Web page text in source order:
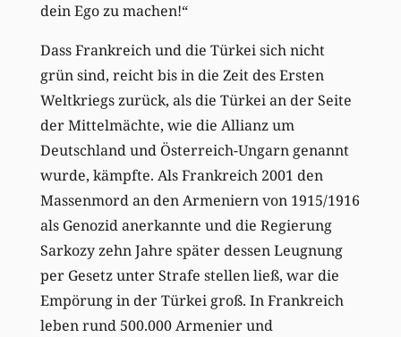
dein Ego zu machen!“
Dass Frankreich und die Türkei sich nicht
grün sind, reicht bis in die Zeit des Ersten
Weltkriegs zurück, als die Türkei an der Seite
der Mittelmächte, wie die Allianz um
Deutschland und Österreich-Ungarn genannt
wurde, kämpfte. Als Frankreich 2001 den
Massenmord an den Armeniern von 1915/1916
als Genozid anerkannte und die Regierung
Sarkozy zehn Jahre später dessen Leugnung
per Gesetz unter Strafe stellen ließ, war die
Empörung in der Türkei groß. In Frankreich
leben rund 500.000 Armenier und